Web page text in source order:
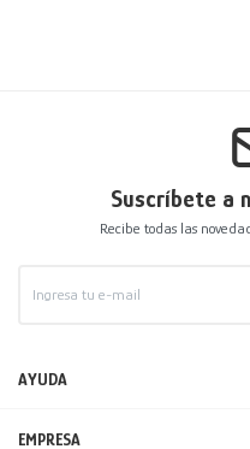
Suscríbete a
Recibe todas las
AYUDA
EMPRESA